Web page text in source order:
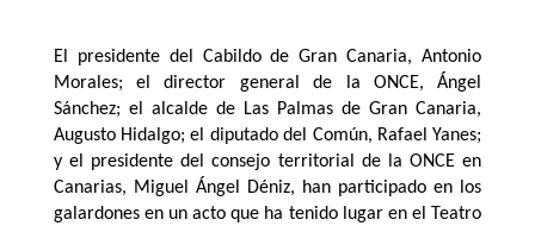
El presidente del Cabildo de Gran Canaria, Antonio
Morales; el director general de la ONCE, Ángel
Sánchez; el alcalde de Las Palmas de Gran Canaria,
Augusto Hidalgo; el diputado del Común, Rafael Yanes;
y el presidente del consejo territorial de la ONCE en
Canarias, Miguel Ángel Déniz, han participado en los
galardones en un acto que ha tenido lugar en el Teatro